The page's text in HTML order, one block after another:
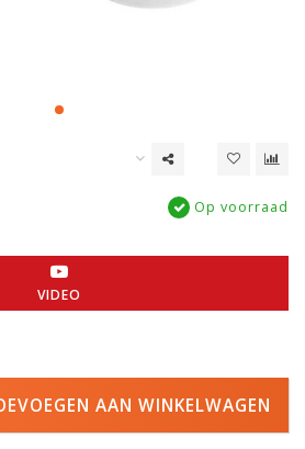
Op voorraad
VIDEO
AAN WINKELWAGEN